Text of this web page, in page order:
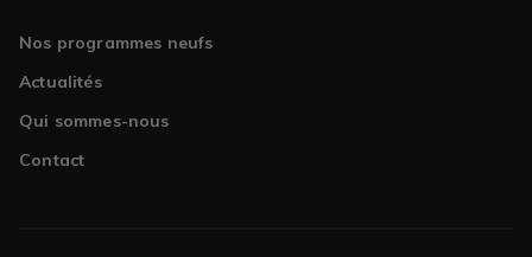
Nos programmes neufs
Actualités
Qui sommes-nous
Contact